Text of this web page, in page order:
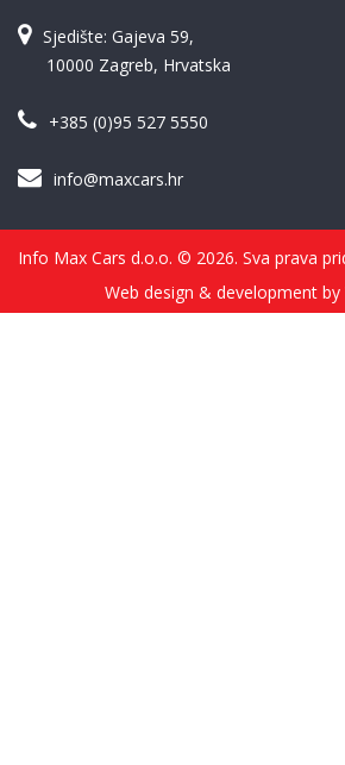
Sjedište: Gajeva 59,
10000 Zagreb, Hrvatska
+385 (0)95 527 5550
info@maxcars.hr
Info Max Cars d.o.o. © 2026. Sva prava
Web design & development by